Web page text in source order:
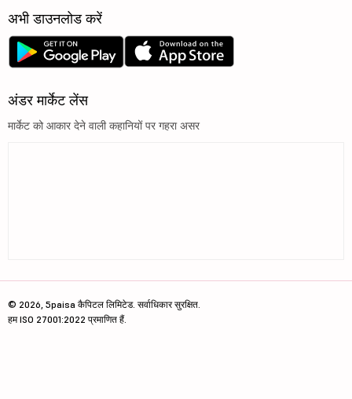
अभी डाउनलोड करें
अंडर मार्केट लेंस
मार्केट को आकार देने वाली कहानियों पर गहरा असर
© 2026, 5paisa कैपिटल लिमिटेड. सर्वाधिकार सुरक्षित.
हम ISO 27001:2022 प्रमाणित हैं.